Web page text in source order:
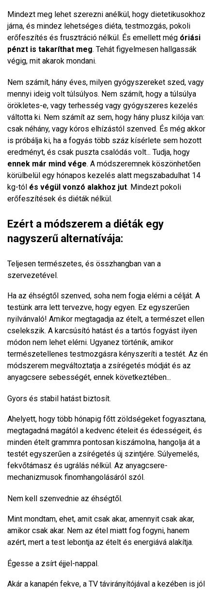
Mindezt meg lehet szerezni anélkül, hogy dietetikusokhoz
járna, és mindez lehetséges diéta, testmozgás, pokoli
erőfeszítés és frusztráció nélkül. És emellett még óriási
pénzt is takaríthat meg. Tehát figyelmesen hallgassák
végig, mit akarok mondani.
Nem számít, hány éves, milyen gyógyszereket szed, vagy
mennyi ideig volt túlsúlyos. Nem számít, hogy a túlsúlya
örökletes-e, vagy terhesség vagy gyógyszeres kezelés
váltotta ki. Nem számít az sem, hogy hány plusz kilója van:
csak néhány, vagy kóros elhízástól szenved. És még akkor
is próbálja ki, ha a fogyás több száz kísérlete sem hozott
eredményt, és csak puszta csalódás volt... Tudja, hogy
ennek már mind vége. A módszeremnek köszönhetően
körülbelül egy hónapos kezelés alatt megszabadulhat 14
kg-tól és végül vonzó alakhoz jut. Mindezt pokoli
erőfeszítések és diéták nélkül.
Ezért a módszerem a diéták egy
nagyszerű alternatívája:
Teljesen természetes, és összhangban van a
szervezetével.
Ha az éhségtől szenved, soha nem fogja elérni a célját. A
testünk arra lett tervezve, hogy egyen. Ez egyszerűen
nyilvánvaló! Amikor megtagadja az ételt, a természet ellen
cselekszik. A karcsúsító hatást és a tartós fogyást ilyen
módon nem lehet elérni. Ugyanez történik, amikor
természetellenes testmozgásra kényszeríti a testét. Az én
módszerem megváltoztatja a zsírégetés módját és az
anyagcsere sebességét, ennek következtében...
Gyors és stabil hatást biztosít.
Ahelyett, hogy több hónapig főtt zöldségeket fogyasztana,
megtagadná magától a kedvenc ételeit és édességeit, és
minden ételt grammra pontosan kiszámolna, hangolja át a
testét egyszerűen a zsírégetés új szintjére. Súlyemelés,
fekvőtámasz és ugrálás nélkül. Az anyagcsere-
mechanizmusok finomhangolásáról szól.
Nem kell szenvednie az éhségtől.
Mint mondtam, ehet, amit csak akar, amennyit csak akar,
amikor csak akar. Nem az étel miatt fog fogyni, hanem
azért, mert a test lebontja az ételt és energiává alakítja.
Égesse a zsírt éjjel-nappal.
Akár a kanapén fekve, a TV távirányítójával a kezében is jól